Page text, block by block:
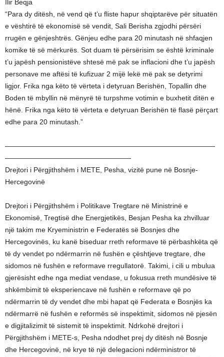
Ilir Beqja
“Para dy ditësh, në vend që t’u fliste hapur shqiptarëve për situatën
e vështirë të ekonomisë së vendit, Sali Berisha zgjodhi përsëri
rrugën e gënjeshtrës. Gënjeu edhe para 20 minutash në shfaqjen
komike të së mërkurës. Sot duam të përsërisim se është kriminale
t’u japësh pensionistëve shtesë më pak se inflacioni dhe t’u japësh
personave me aftësi të kufizuar 2 mijë lekë më pak se detyrimi
ligjor. Frika nga këto të vërteta i detyruan Berishën, Topallin dhe
Boden të mbyllin në mënyrë të turpshme votimin e buxhetit ditën e
hënë. Frika nga këto të vërteta e detyruan Berishën të flasë përçart
edhe para 20 minutash.”
——————————————————————————————
——————————————————
Drejtori i Përgjithshëm i METE, Pesha, vizitë pune në Bosnje-
Hercegovinë
Drejtori i Përgjithshëm i Politikave Tregtare në Ministrinë e
Ekonomisë, Tregtisë dhe Energjetikës, Besjan Pesha ka zhvilluar
një takim me Kryeministrin e Federatës së Bosnjes dhe
Hercegovinës, ku kanë biseduar rreth reformave të përbashkëta që
të dy vendet po ndërmarrin në fushën e çështjeve tregtare, dhe
sidomos në fushën e reformave rregullatorë. Takimi, i cili u mbulua
gjerësisht edhe nga mediat vendase, u fokusua rreth mundësive të
shkëmbimit të eksperiencave në fushën e reformave që po
ndërmarrin të dy vendet dhe mbi hapat që Federata e Bosnjës ka
ndërmarrë në fushën e reformës së inspektimit, sidomos në pjesën
e digjitalizimit të sistemit të inspektimit. Ndrkohë drejtori i
Përgjithshëm i METE-s, Pesha ndodhet prej dy ditësh në Bosnje
dhe Hercegovinë, në krye të një delegacioni ndërministror të